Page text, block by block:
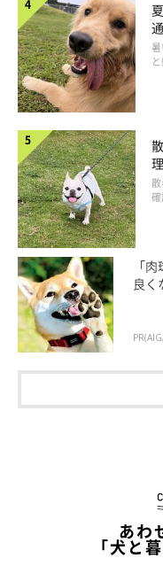
は
「
良く
あわ
「犬と